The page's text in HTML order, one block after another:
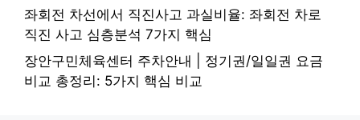
좌회전 차선에서 직진사고 과실비율: 좌회전 차로
직진 사고 심층분석 7가지 핵심
장안구민체육센터 주차안내 | 정기권/일일권 요금
비교 총정리: 5가지 핵심 비교